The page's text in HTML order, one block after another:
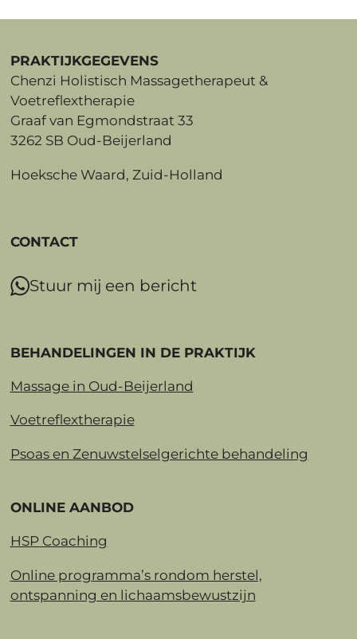
PRAKTIJKGEGEVENS
Chenzi Holistisch Massagetherapeut &
Voetreflextherapie
Graaf van Egmondstraat 33
3262 SB Oud-Beijerland
Hoeksche Waard, Zuid-Holland
CONTACT
Stuur mij een bericht
BEHANDELINGEN IN DE PRAKTIJK
Massage in Oud-Beijerland
Voetreflextherapie
Psoas en Zenuwstelselgerichte behandeling
ONLINE AANBOD
HSP Coaching
Online programma’s rondom herstel,
ontspanning en lichaamsbewustzijn